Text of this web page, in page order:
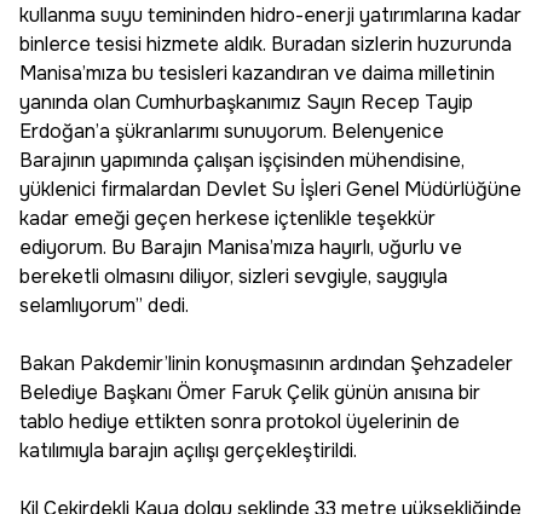
kullanma suyu temininden hidro-enerji yatırımlarına kadar
binlerce tesisi hizmete aldık. Buradan sizlerin huzurunda
Manisa’mıza bu tesisleri kazandıran ve daima milletinin
yanında olan Cumhurbaşkanımız Sayın Recep Tayip
Erdoğan’a şükranlarımı sunuyorum. Belenyenice
Barajının yapımında çalışan işçisinden mühendisine,
yüklenici firmalardan Devlet Su İşleri Genel Müdürlüğüne
kadar emeği geçen herkese içtenlikle teşekkür
ediyorum. Bu Barajın Manisa’mıza hayırlı, uğurlu ve
bereketli olmasını diliyor, sizleri sevgiyle, saygıyla
selamlıyorum” dedi.
Bakan Pakdemir’linin konuşmasının ardından Şehzadeler
Belediye Başkanı Ömer Faruk Çelik günün anısına bir
tablo hediye ettikten sonra protokol üyelerinin de
katılımıyla barajın açılışı gerçekleştirildi.
Kil Çekirdekli Kaya dolgu şeklinde 33 metre yüksekliğinde